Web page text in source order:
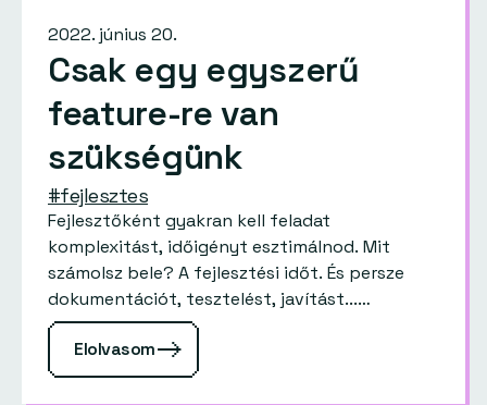
2022. június 20.
Csak egy egyszerű
feature-re van
szükségünk
#fejlesztes
Fejlesztőként gyakran kell feladat
komplexitást, időigényt esztimálnod. Mit
számolsz bele? A fejlesztési időt. És persze
dokumentációt, tesztelést, javítást...…
Elolvasom